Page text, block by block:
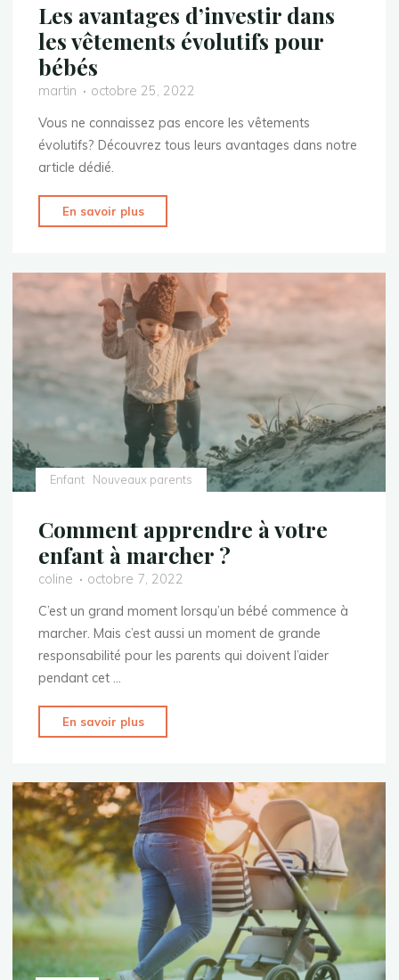
Les avantages d’investir dans
les vêtements évolutifs pour
bébés
martin
octobre 25, 2022
Vous ne connaissez pas encore les vêtements
évolutifs? Découvrez tous leurs avantages dans notre
article dédié.
En savoir plus
avantages
dans
les
vêtements
évolutifs
pour
bébés"
Enfant Nouveaux parents
Comment apprendre à votre
enfant à marcher ?
coline
octobre 7, 2022
C’est un grand moment lorsqu’un bébé commence à
marcher. Mais c’est aussi un moment de grande
responsabilité pour les parents qui doivent l’aider
pendant cet …
En savoir plus
apprendre
votre
enfant
à
marcher
?"